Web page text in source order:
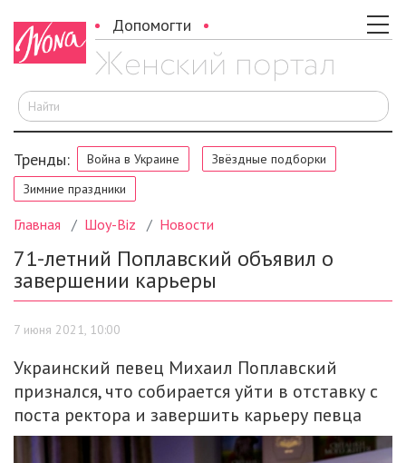
Допомогти
Тренды: Война в Украине
Звёздные подборки
Зимние праздники
Главная Шоу-Biz Новости
71-летний Поплавский объявил о
завершении карьеры
7 июня 2021, 10:00
Украинский певец Михаил Поплавский
признался, что собирается уйти в отставку с
поста ректора и завершить карьеру певца